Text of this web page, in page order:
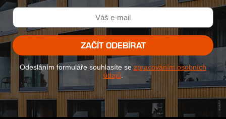
ZAČÍT ODEBÍRAT
Odesláním formuláře souhlasíte se zpracováním osobních
údajů.